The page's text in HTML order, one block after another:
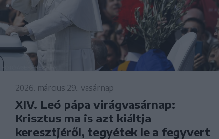
2026. március 29., vasárnap
XIV. Leó pápa virágvasárnap:
Krisztus ma is azt kiáltja
keresztjéről, tegyétek le a fegyvert